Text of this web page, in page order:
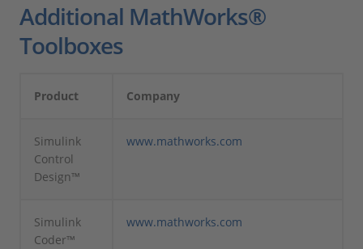
Additional MathWorks®
Toolboxes
Product Company
Simulink
Control
Design™
www.mathworks.com
Simulink
Coder™
www.mathworks.com